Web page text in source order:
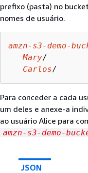
prefixo (pasta) no
nomes de usuário.
amzn-s3-demo-
Mary/
Carlos/
Para conceder a cada
um deles e anexe-a
ao usuário Alice para
amzn-s3-demo-
JSON